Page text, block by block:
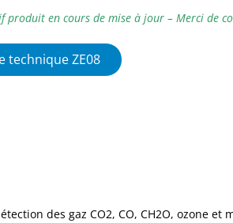
produit en cours de mise à jour – Merci de
technique ZE08
des gaz CO2, CO, CH2O, ozone